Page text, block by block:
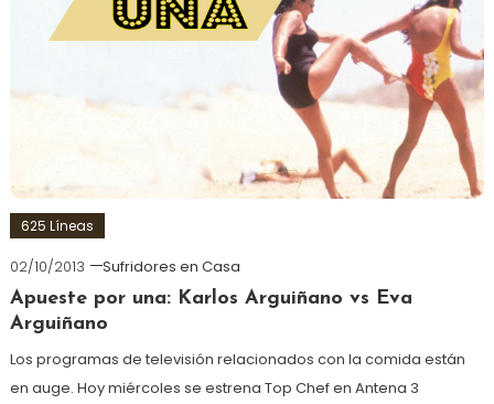
625 Líneas
02/10/2013
Sufridores en Casa
Apueste por una: Karlos Arguiñano vs Eva
Arguiñano
Los programas de televisión relacionados con la comida están
en auge. Hoy miércoles se estrena Top Chef en Antena 3